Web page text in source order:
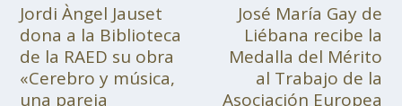
Jordi Àngel Jauset
dona a la Biblioteca
de la RAED su obra
«Cerebro y música,
una pareja
José María Gay de
Liébana recibe la
Medalla del Mérito
al Trabajo de la
Asociación Europea